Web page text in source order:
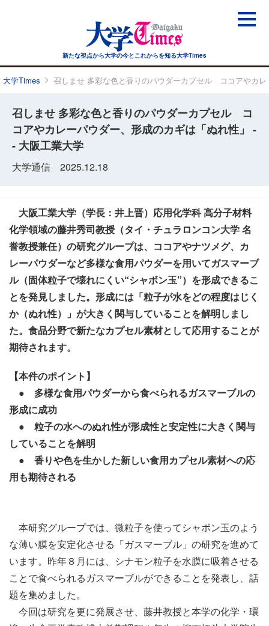
新たな視点から大学の今とこれからを知る大学Times
大学Times 召しませ 多彩な色と香りのパウダーカプセル ココアやカ
召しませ 多彩な色と香りのパウダーカプセル コ
コアやカレーパウダー、形成のカギは「ぬれ性」 -
- 大阪工業大学
大学通信 2025.12.18
大阪工業大学（学長：井上晋）応用化学科 高分子材料
化学領域の藤井秀司教授（タイ・チュラロンコン大学 名
誉教授兼任）の研究グループは、ココアやナツメグ、カ
レーパウダーなど多様な食用パウダーを用いてガスマーブ
ル（固体粒子で壊れにくい“シャボン玉”）を形成できるこ
とを発見しました。形成には「粒子が水をどの程度はじく
か（ぬれ性）」が大きく関与していることを解明しまし
た。食品分野で新たなカプセル素材として応用することが
期待されます。
【本件のポイント】
● 多様な食用パウダーから食べられるガスマーブルの
形成に成功
● 粒子の水へのぬれ性が形成性と安定性に大きく関与
していることを解明
● 香りや色を生かした新しい食用カプセル素材への応
用も期待される
本研究グループでは、微粒子を使ってシャボン玉のよう
な薄い膜を安定化させる「ガスマーブル」の研究を進めて
います。昨年８月には、シナモン粒子を水膜に吸着させる
ことで食べられるガスマーブルができることを発表し、話
題を集めました。
今回は研究を更に発展させ、藤井教授と本学の化学・環